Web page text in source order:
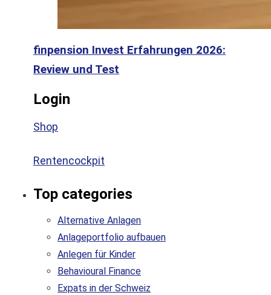
finpension Invest Erfahrungen 2026:
Review und Test
Login
Shop
Rentencockpit
Top categories
Alternative Anlagen
Anlageportfolio aufbauen
Anlegen für Kinder
Behavioural Finance
Expats in der Schweiz